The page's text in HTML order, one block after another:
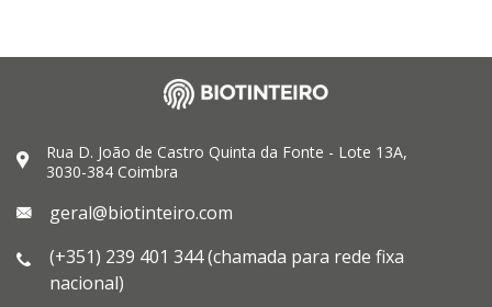
Rua D. João de Castro Quinta da Fonte - Lote 13A,
3030-384 Coimbra
geral@biotinteiro.com
(+351) 239 401 344 (chamada para rede fixa
nacional)